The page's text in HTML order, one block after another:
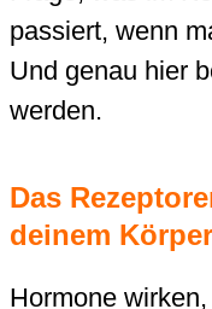
passiert, wenn
Und genau hier
werden.
Das
deinem
Hormone